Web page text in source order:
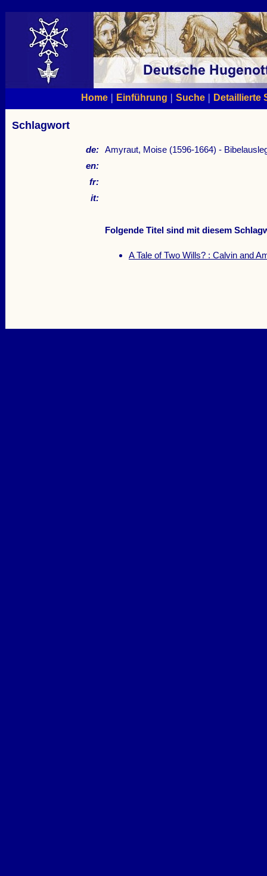
Home| Einführung | Suche| Detaillierte
Schlagwort
de: Amyraut, Moise (1596-1664) -
en:
fr:
it:
Folgende Titel sind mit diesem
A Tale of Two Wills? : Calvin and